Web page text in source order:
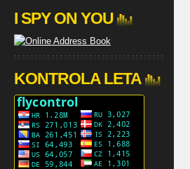
I SPY ON YOU
KONTROLA LETA